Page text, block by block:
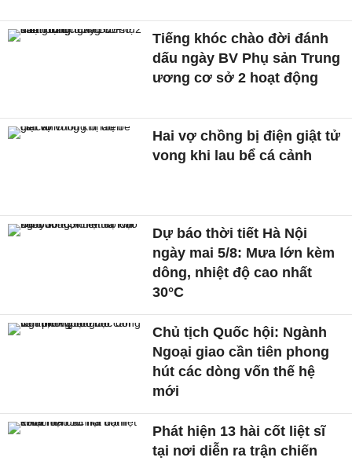
Tiếng khóc chào đời đánh
dấu ngày BV Phụ sản Trung
ương cơ sở 2 hoạt động
Hai vợ chồng bị điện giật tử
vong khi lau bể cá cảnh
Dự báo thời tiết Hà Nội
ngày mai 5/8: Mưa lớn kèm
dông, nhiệt độ cao nhất
30°C
Chủ tịch Quốc hội: Ngành
Ngoại giao cần tiên phong
hút các dòng vốn thế hệ
mới
Phát hiện 13 hài cốt liệt sĩ
tại nơi diễn ra trận chiến